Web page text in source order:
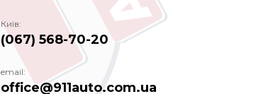
Київ:
(067) 568-70-20
email:
office@911auto.com.ua